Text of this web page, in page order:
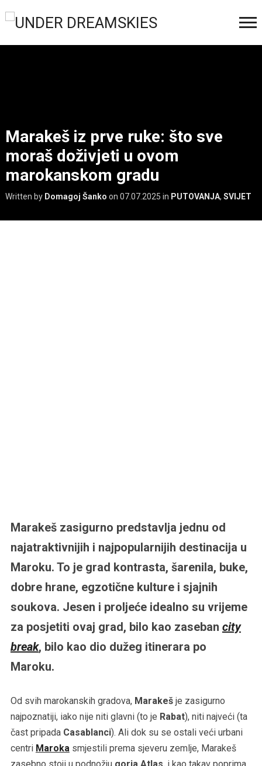
Marakeš iz prve ruke: što sve
moraš doživjeti u ovom
marokanskom gradu
Written by Domagoj Šanko on 07.07.2025 in PUTOVANJA, SVIJET
Marakeš zasigurno predstavlja jednu od
najatraktivnijih i najpopularnijih destinacija u
Maroku. To je grad kontrasta, šarenila, buke,
dobre hrane, egzotične kulture i sjajnih
soukova. Jesen i proljeće idealno su vrijeme
za posjetiti ovaj grad, bilo kao zaseban city
break, bilo kao dio dužeg itinerara po
Maroku.
Od svih marokanskih gradova, Marakešje zasigurno
najpoznatiji, iako nije niti glavni (to je Rabat), niti najveći (ta
čast pripada Casablanci). Ali dok su se ostali veći urbani
centri Maroka smjestili prema sjeveru zemlje, Marakeš
zasebno stoji u podnožju gorja Atlas, i kao takav poprima